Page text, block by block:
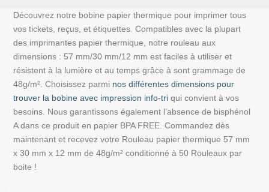
Découvrez notre bobine papier thermique pour imprimer tous
vos tickets, reçus, et étiquettes. Compatibles avec la plupart
des imprimantes papier thermique, notre rouleau aux
dimensions : 57 mm/30 mm/12 mm est faciles à utiliser et
résistent à la lumière et au temps grâce à sont grammage de
48g/m². Choisissez parmi nos différentes dimensions pour
trouver la bobine avec impression info-tri qui convient à vos
besoins. Nous garantissons également l’absence de bisphénol
A dans ce produit en papier BPA FREE. Commandez dès
maintenant et recevez votre Rouleau papier thermique 57 mm
x 30 mm x 12 mm de 48g/m² conditionné à 50 Rouleaux par
boite !